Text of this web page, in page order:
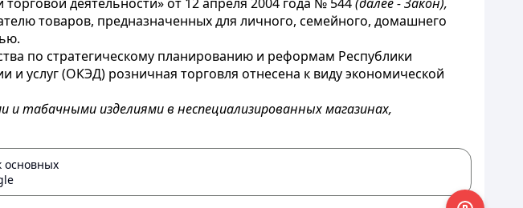
товаров, предназначенных для личного, семейного, домашнего
по стратегическому планированию и реформам Республики
и услуг (ОКЭД) розничная торговля отнесена к виду экономической
табачными изделиями в неспециализированных магазинах,
основных